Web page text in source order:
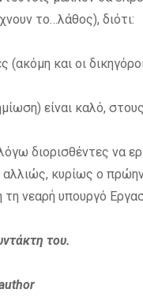
το…λάθος), διότι:
και οι
είναι καλό,
διορισθέντες να
αλλιώς, κυρίως ο
νεαρή υπουργό
του.